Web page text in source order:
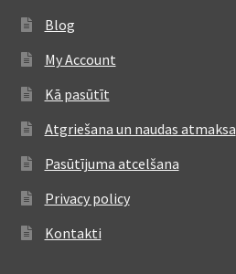
Blog
My Account
Kā pasūtīt
Atgriešana un naudas atmaksa
Pasūtījuma atcelšana
Privacy policy
Kontakti